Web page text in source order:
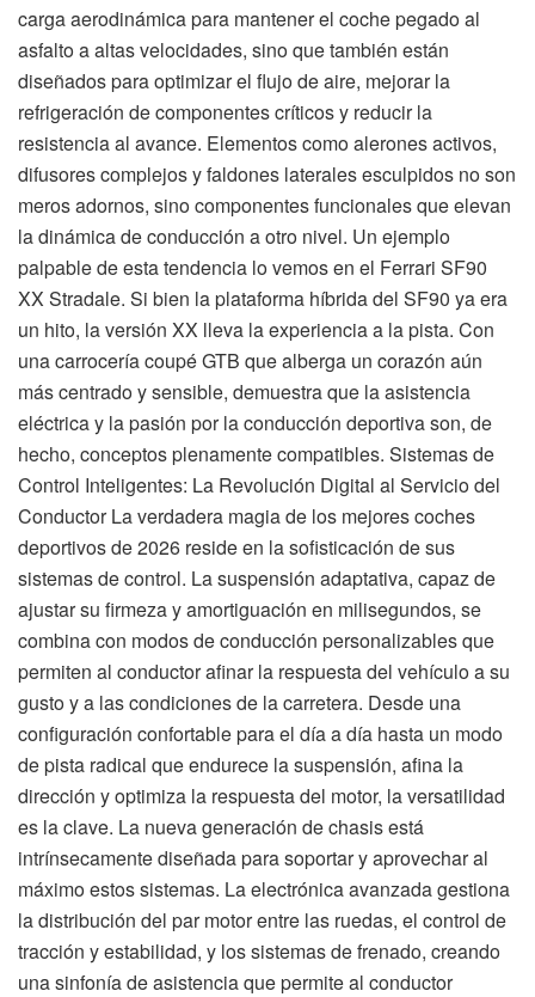
carga aerodinámica para mantener el coche pegado al
asfalto a altas velocidades, sino que también están
diseñados para optimizar el flujo de aire, mejorar la
refrigeración de componentes críticos y reducir la
resistencia al avance. Elementos como alerones activos,
difusores complejos y faldones laterales esculpidos no son
meros adornos, sino componentes funcionales que elevan
la dinámica de conducción a otro nivel. Un ejemplo
palpable de esta tendencia lo vemos en el Ferrari SF90
XX Stradale. Si bien la plataforma híbrida del SF90 ya era
un hito, la versión XX lleva la experiencia a la pista. Con
una carrocería coupé GTB que alberga un corazón aún
más centrado y sensible, demuestra que la asistencia
eléctrica y la pasión por la conducción deportiva son, de
hecho, conceptos plenamente compatibles. Sistemas de
Control Inteligentes: La Revolución Digital al Servicio del
Conductor La verdadera magia de los mejores coches
deportivos de 2026 reside en la sofisticación de sus
sistemas de control. La suspensión adaptativa, capaz de
ajustar su firmeza y amortiguación en milisegundos, se
combina con modos de conducción personalizables que
permiten al conductor afinar la respuesta del vehículo a su
gusto y a las condiciones de la carretera. Desde una
configuración confortable para el día a día hasta un modo
de pista radical que endurece la suspensión, afina la
dirección y optimiza la respuesta del motor, la versatilidad
es la clave. La nueva generación de chasis está
intrínsecamente diseñada para soportar y aprovechar al
máximo estos sistemas. La electrónica avanzada gestiona
la distribución del par motor entre las ruedas, el control de
tracción y estabilidad, y los sistemas de frenado, creando
una sinfonía de asistencia que permite al conductor